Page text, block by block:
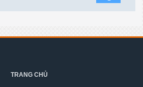
TRANG CHỦ